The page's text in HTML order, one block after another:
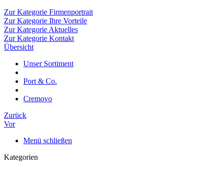
Zur Kategorie Firmenportrait
Zur Kategorie Ihre Vorteile
Zur Kategorie Aktuelles
Zur Kategorie Kontakt
Übersicht
Unser Sortiment
Port & Co.
Cremovo
Zurück
Vor
Menü schließen
Kategorien